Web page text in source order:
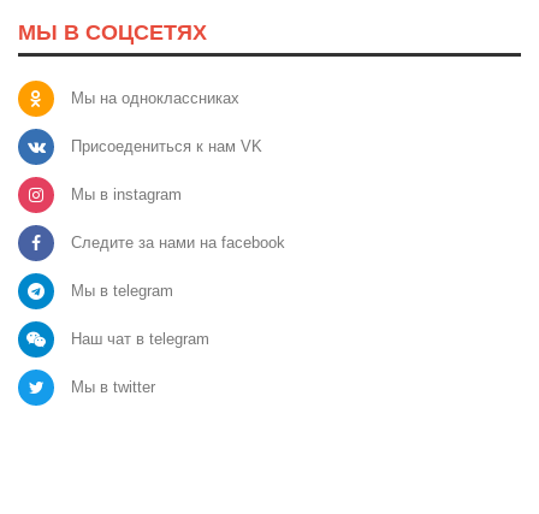
МЫ В СОЦСЕТЯХ
Мы на одноклассниках
Присоедениться к нам VK
Мы в instagram
Следите за нами на facebook
Мы в telegram
Наш чат в telegram
Мы в twitter